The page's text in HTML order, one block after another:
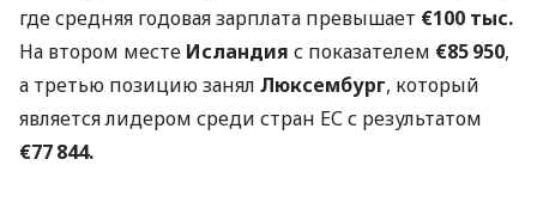
где средняя годовая зарплата превышает €100 тыс.
На втором месте Исландия с показателем €85 950,
а третью позицию занял Люксембург, который
является лидером среди стран ЕС с результатом
€77 844.